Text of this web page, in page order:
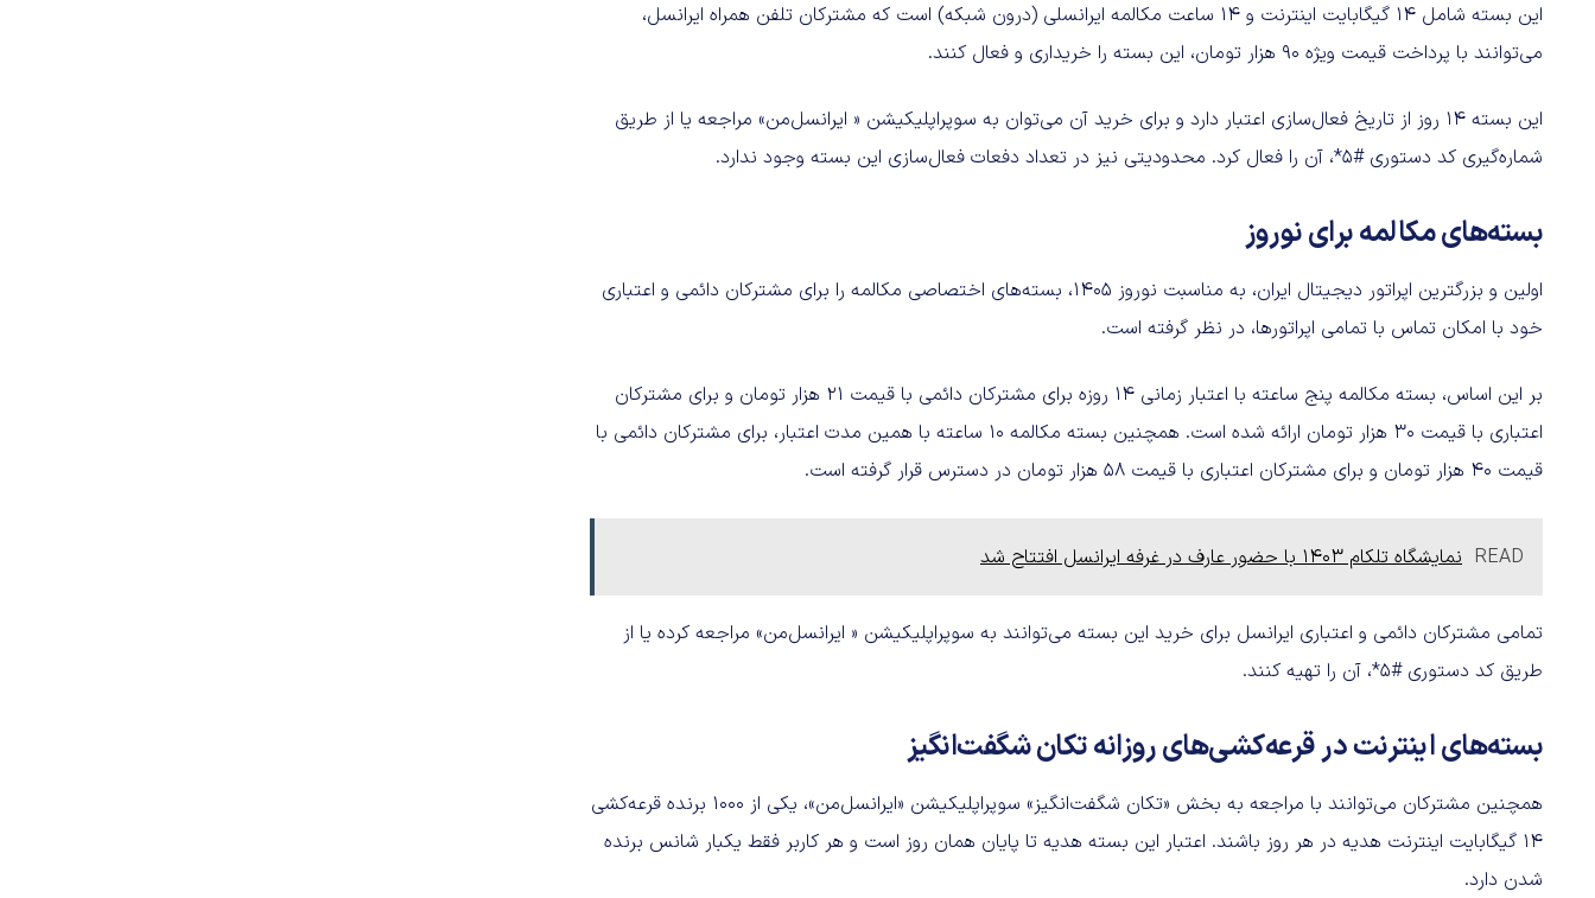
این بسته شامل ۱۴ گیگابایت اینترنت و ۱۴ ساعت مکالمه ایرانسلی (درون شبکه) است که مشترکان تلفن همراه ایرانسل،
می‌توانند با پرداخت قیمت ویژه ۹۰ هزار تومان، این بسته را خریداری و فعال کنند.
این بسته ۱۴ روز از تاریخ فعال‌سازی اعتبار دارد و برای خرید آن می‌توان به سوپراپلیکیشن « ایرانسل‌من» مراجعه یا از طریق
شماره‌گیری کد دستوری #۵*، آن را فعال کرد. محدودیتی نیز در تعداد دفعات فعال‌سازی این بسته وجود ندارد.
بسته‌های مکالمه برای نوروز
اولین و بزرگترین اپراتور دیجیتال ایران، به مناسبت نوروز ۱۴۰۵، بسته‌های اختصاصی مکالمه را برای مشترکان دائمی و اعتباری
خود با امکان تماس با تمامی اپراتورها، در نظر گرفته است.
بر این اساس، بسته مکالمه پنج ساعته با اعتبار زمانی ۱۴ روزه برای مشترکان دائمی با قیمت ۲۱ هزار تومان و برای مشترکان
اعتباری با قیمت ۳۰ هزار تومان ارائه شده است. همچنین بسته مکالمه ۱۰ ساعته با همین مدت اعتبار، برای مشترکان دائمی با
قیمت ۴۰ هزار تومان و برای مشترکان اعتباری با قیمت ۵۸ هزار تومان در دسترس قرار گرفته است.
READ نمایشگاه تلکام ۱۴۰۳ با حضور عارف در غرفه ایرانسل افتتاح شد
تمامی مشترکان دائمی و اعتباری ایرانسل برای خرید این بسته می‌توانند به سوپراپلیکیشن « ایرانسل‌من» مراجعه کرده یا از
طریق کد دستوری #۵*، آن را تهیه کنند.
بسته‌های اینترنت در قرعه‌کشی‌های روزانه تکان شگفت‌انگیز
همچنین مشترکان می‌توانند با مراجعه به بخش «تکان شگفت‌انگیز» سوپراپلیکیشن «ایرانسل‌من»، یکی از ۱۰۰۰ برنده قرعه‌کشی
۱۴ گیگابایت اینترنت هدیه در هر روز باشند. اعتبار این بسته هدیه تا پایان همان روز است و هر کاربر فقط یکبار شانس برنده
شدن دارد.